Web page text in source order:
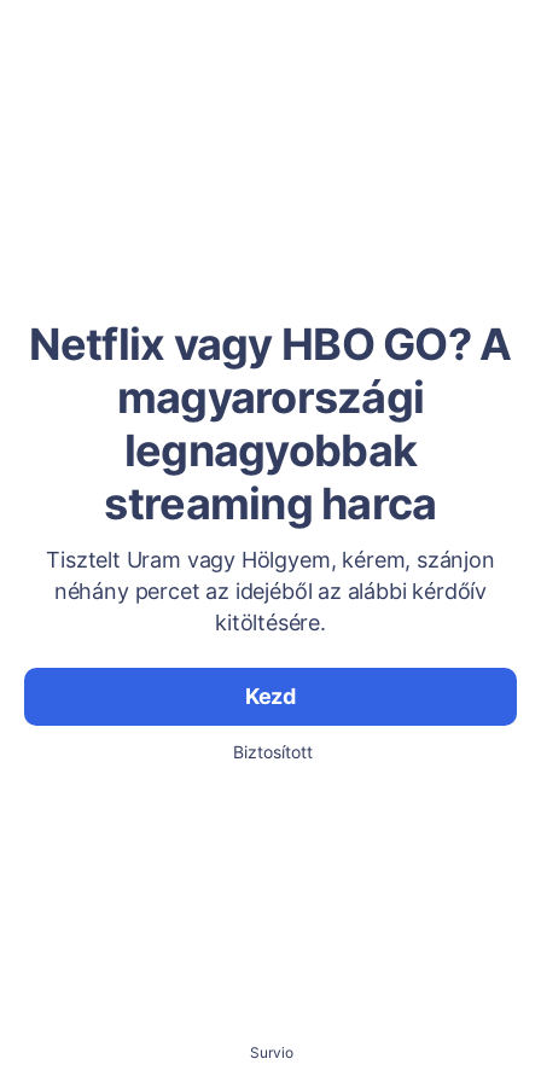
Netflix vagy HBO GO? A
magyarországi
legnagyobbak
streaming harca
Tisztelt Uram vagy Hölgyem, kérem, szánjon
néhány percet az idejéből az alábbi kérdőív
kitöltésére.
Kezd
Biztosított
Survio